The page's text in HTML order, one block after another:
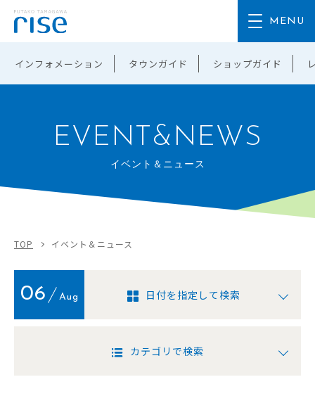
インフォメーション タウンガイド ショップガイド
EVENT&NEWS
イベント＆ニュース
TOP イベント＆ニュース
06 Aug 日付を指定して検索
カテゴリで検索